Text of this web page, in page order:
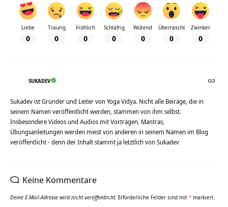
Liebe
0
Traurig
0
Fröhlich
0
Schläfrig
0
Wütend
0
Überrascht
0
Zwinker
0
SUKADEV
Sukadev ist Gründer und Leiter von Yoga Vidya. Nicht alle Beiräge, die in
seinem Namen veröffentlicht werden, stammen von ihm selbst.
Insbesondere Videos und Audios mit Vorträgen, Mantras,
Übungsanleitungen werden meist von anderen in seinem Namen im Blog
veröffentlicht - denn der Inhalt stammt ja letztlich von Sukadev
Keine Kommentare
Deine E-Mail-Adresse wird nicht veröffentlicht. Erforderliche Felder sind mit * markiert.